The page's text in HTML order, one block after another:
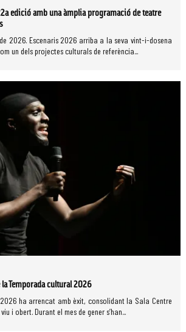
edició amb una àmplia programació de teatre
2026. Escenaris 2026 arriba a la seva vint-i-dosena
un dels projectes culturals de referència...
Temporada cultural 2026
ha arrencat amb èxit, consolidant la Sala Centre
i obert. Durant el mes de gener s’han...